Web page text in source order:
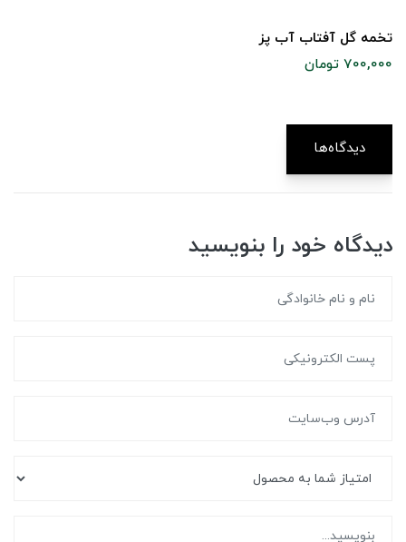
تخمه گل آفتاب آب پز
700,000 تومان
دیدگاه‌ها
دیدگاه خود را بنویسید